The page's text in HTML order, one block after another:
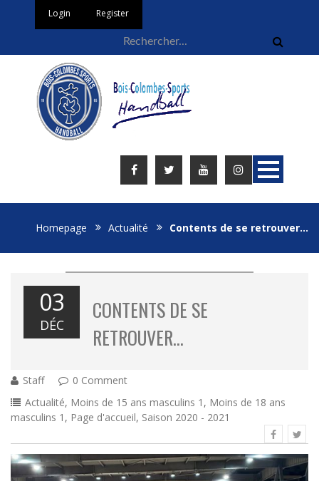
Login Register
Homepage Actualité Contents de se retrouver…
03
DÉC
CONTENTS DE SE
RETROUVER…
Staff
0 Comment
Actualité, Moins de 15 ans masculins 1 , Moins de 18 ans
masculins 1 , Page d'accueil, Saison 2020 - 2021